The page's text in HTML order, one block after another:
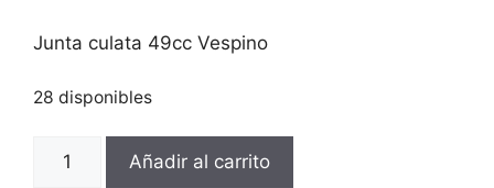
Junta culata 49cc Vespino
28 disponibles
culata
Añadir al carrito